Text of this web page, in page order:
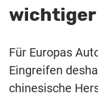
wichtiger
Für Europas
Eingreifen
chinesische